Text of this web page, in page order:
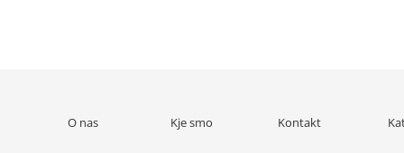
O nas Kje smo Kontakt